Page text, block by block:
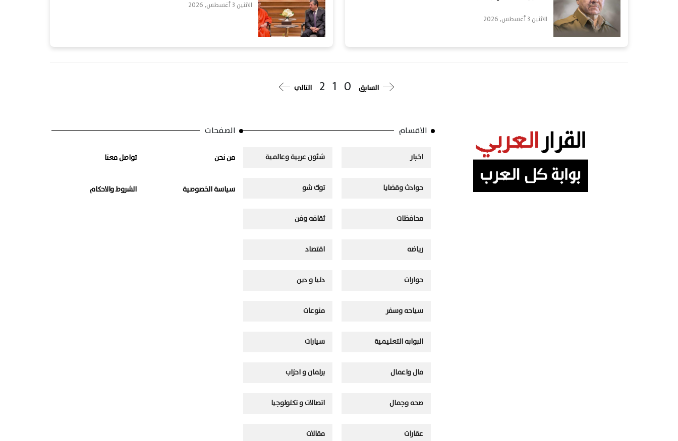
الاثنين 3 أغسطس, 2026
الاثنين 3 أغسطس, 2026
السابق 0
1
2 التالي
الاقسام
اخبار شئون عربية وعالمية
حوادث وقضايا توك شو
محافظات ثقافه وفن
رياضه اقتصاد
حوارات دنيا و دين
سياحه وسفر منوعات
البوابه التعليمية سيارات
مال واعمال برلمان و احزاب
صحه وجمال اتصالات و تكنولوجيا
عقارات مقالات
الصفحات
من نحن تواصل معنا
سياسة الخصوصية الشروط والاحكام